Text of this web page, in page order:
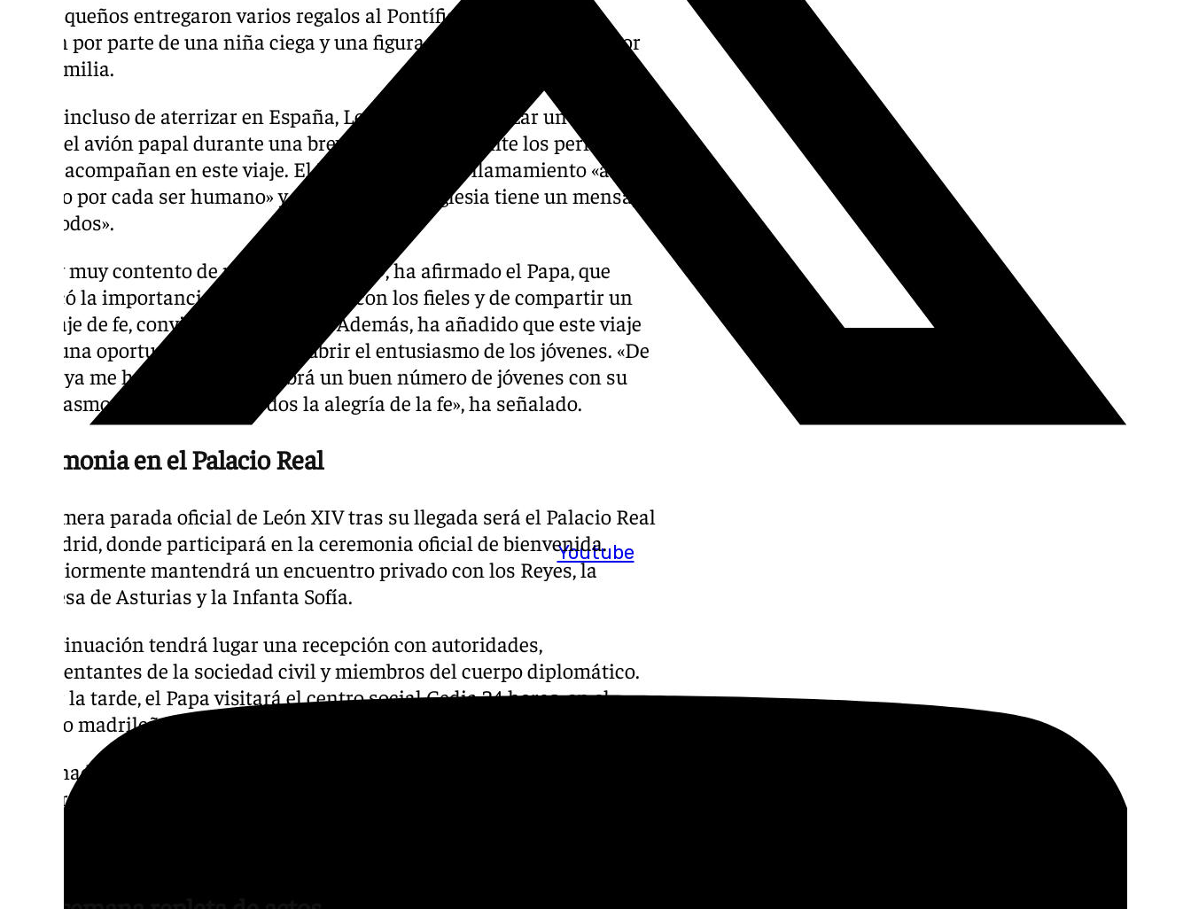
Youtube
Los pequeños entregaron varios regalos al Pontífice, entre ellos un
bastón por parte de una niña ciega y una figura de la Virgen donada por
una familia.
Antes incluso de aterrizar en España, León XIV quiso lanzar un mensaje
desde el avión papal durante una breve intervención ante los periodistas
que lo acompañan en este viaje. El Pontífice hizo un llamamiento «al
respeto por cada ser humano» y recordó que «la Iglesia tiene un mensaje
para todos».
«Estoy muy contento de realizar este viaje», ha afirmado el Papa, que
destacó la importancia de encontrarse con los fieles y de compartir un
mensaje de fe, convivencia y respeto. Además, ha añadido que este viaje
será «una oportunidad» para descubrir el entusiasmo de los jóvenes. «De
lo que ya me han informado, habrá un buen número de jóvenes con su
entusiasmo, compartiendo todos la alegría de la fe», ha señalado.
Ceremonia en el Palacio Real
La primera parada oficial de León XIV tras su llegada será el Palacio Real
de Madrid, donde participará en la ceremonia oficial de bienvenida.
Posteriormente mantendrá un encuentro privado con los Reyes, la
Princesa de Asturias y la Infanta Sofía.
A continuación tendrá lugar una recepción con autoridades,
representantes de la sociedad civil y miembros del cuerpo diplomático.
Ya por la tarde, el Papa visitará el centro social Cedia 24 horas, en el
distrito madrileño de Latina, donde saludará a trabajadores y usuarios.
La jornada concluirá con uno de los actos más multitudinarios de esta
primera etapa del viaje: una vigilia de oración con jóvenes en la Plaza de